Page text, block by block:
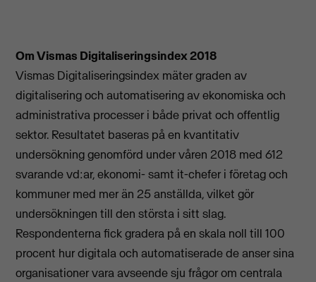
Om Vismas Digitaliseringsindex 2018
Vismas Digitaliseringsindex mäter graden av
digitalisering och automatisering av ekonomiska och
administrativa processer i både privat och offentlig
sektor. Resultatet baseras på en kvantitativ
undersökning genomförd under våren 2018 med 612
svarande vd:ar, ekonomi- samt it-chefer i företag och
kommuner med mer än 25 anställda, vilket gör
undersökningen till den största i sitt slag.
Respondenterna fick gradera på en skala noll till 100
procent hur digitala och automatiserade de anser sina
organisationer vara avseende sju frågor om centrala